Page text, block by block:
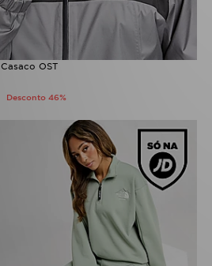
OST
Desconto 46%